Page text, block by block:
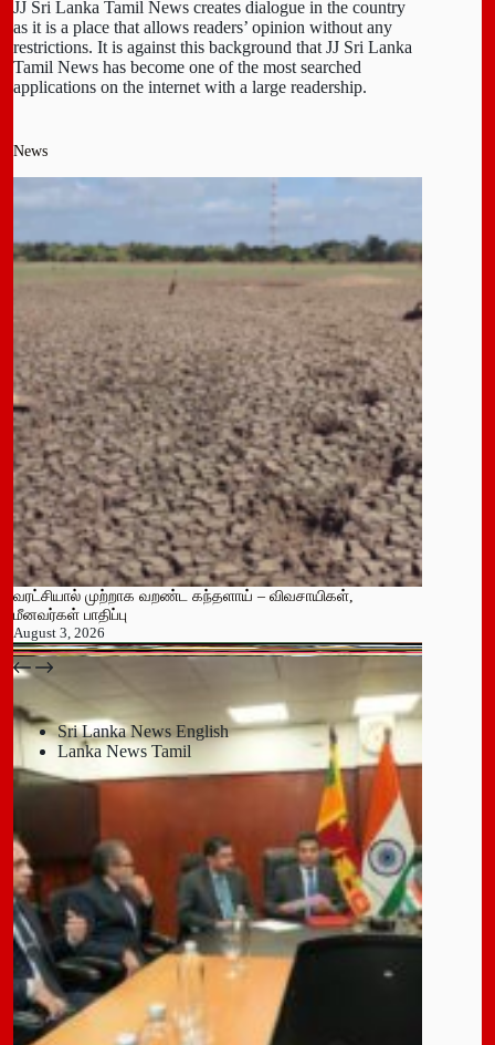
JJ Sri Lanka Tamil News creates dialogue in the country
as it is a place that allows readers’ opinion without any
restrictions. It is against this background that JJ Sri Lanka
Tamil News has become one of the most searched
applications on the internet with a large readership.
News
வரட்சியால் முற்றாக வறண்ட கந்தளாய் – விவசாயிகள்,
மீனவர்கள் பாதிப்பு
August 3, 2026
பதுளை மாநகர சபையின் NPP உறுப்பினர் திடீர் ராஜினாமா!
July 14, 2026
Sri Lanka News English
Lanka News Tamil
Leave a Reply
You must be
logged into post a comment.